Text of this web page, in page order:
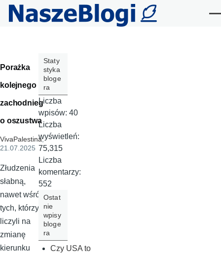
Przejdź do treści
Porażka
kolejnego
zachodnieg
o oszustwa
VivaPalestina,
21.07.2025
Złudzenia
słabną,
nawet wśród
tych, którzy
liczyli na
zmianę
kierunku
Staty
styka
bloge
ra
Liczba
wpisów: 40
Liczba
wyświetleń:
75,315
Liczba
komentarzy:
552
Ostat
nie
wpisy
bloge
ra
Czy USA to